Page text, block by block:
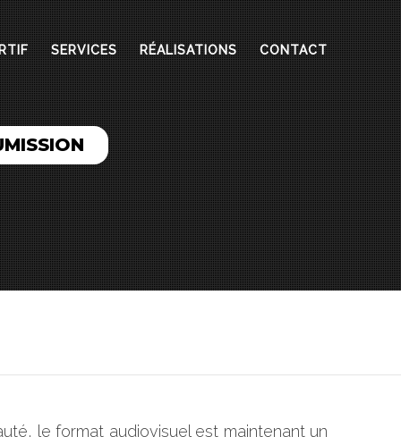
SERVICES RÉALISATIONS CONTACT
le format audiovisuel est maintenant un